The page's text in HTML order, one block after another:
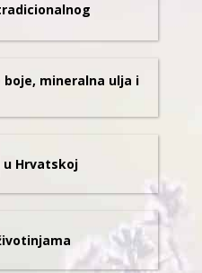
mineralna ulja i
u Hrvatskoj